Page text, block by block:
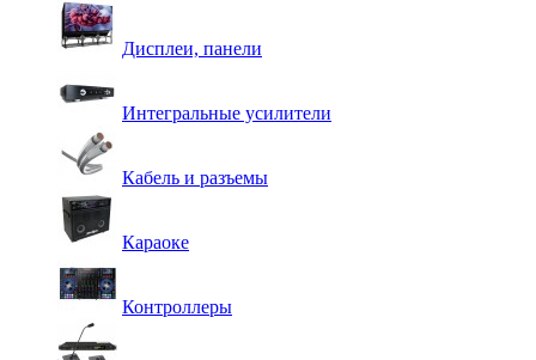
Дисплеи, панели
Интегральные усилители
Кабель и разъемы
Караоке
Контроллеры